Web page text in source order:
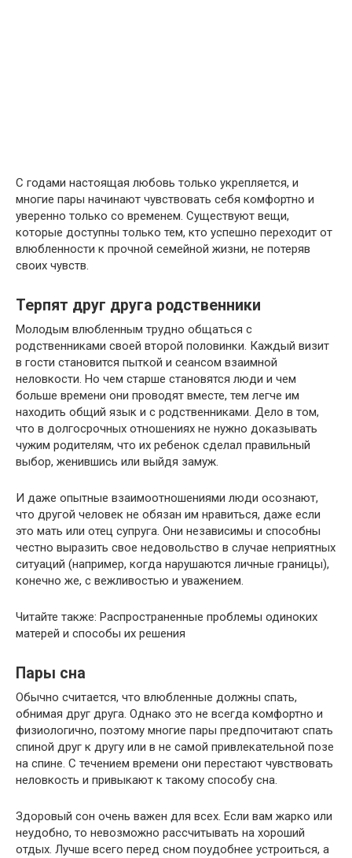
С годами настоящая любовь только укрепляется, и
многие пары начинают чувствовать себя комфортно и
уверенно только со временем. Существуют вещи,
которые доступны только тем, кто успешно переходит от
влюбленности к прочной семейной жизни, не потеряв
своих чувств.
Терпят друг друга родственники
Молодым влюбленным трудно общаться с
родственниками своей второй половинки. Каждый визит
в гости становится пыткой и сеансом взаимной
неловкости. Но чем старше становятся люди и чем
больше времени они проводят вместе, тем легче им
находить общий язык и с родственниками. Дело в том,
что в долгосрочных отношениях не нужно доказывать
чужим родителям, что их ребенок сделал правильный
выбор, женившись или выйдя замуж.
И даже опытные взаимоотношениями люди осознают,
что другой человек не обязан им нравиться, даже если
это мать или отец супруга. Они независимы и способны
честно выразить свое недовольство в случае неприятных
ситуаций (например, когда нарушаются личные границы),
конечно же, с вежливостью и уважением.
Читайте также: Распространенные проблемы одиноких
матерей и способы их решения
Пары сна
Обычно считается, что влюбленные должны спать,
обнимая друг друга. Однако это не всегда комфортно и
физиологично, поэтому многие пары предпочитают спать
спиной друг к другу или в не самой привлекательной позе
на спине. С течением времени они перестают чувствовать
неловкость и привыкают к такому способу сна.
Здоровый сон очень важен для всех. Если вам жарко или
неудобно, то невозможно рассчитывать на хороший
отдых. Лучше всего перед сном поудобнее устроиться, а